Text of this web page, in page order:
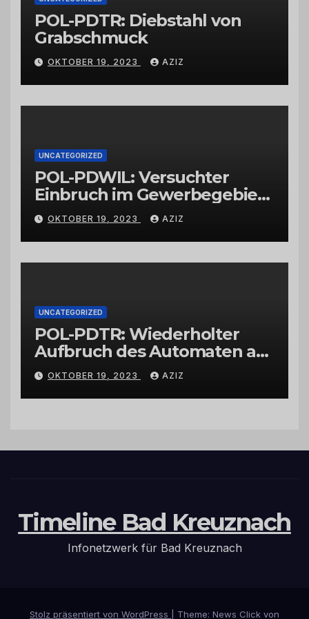
POL-PDTR: Diebstahl von
Grabschmuck
OKTOBER 19, 2023 AZIZ
UNCATEGORIZED
POL-PDWIL: Versuchter
Einbruch im Gewerbegebiet
Wittlich
OKTOBER 19, 2023 AZIZ
UNCATEGORIZED
POL-PDTR: Wiederholter
Aufbruch des Automaten am
Wohnmobilstellplatz in
Hermeskeil am Labachweg
OKTOBER 19, 2023 AZIZ
Timeline Bad Kreuznach
Infonetzwerk für Bad Kreuznach
Stolz präsentiert von WordPress Theme: News Click von